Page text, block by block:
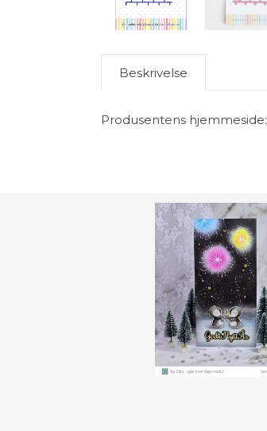
Beskrivelse
Produsentens hjemmeside:
Ønsk